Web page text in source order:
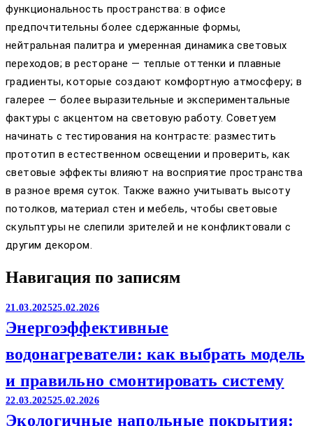
функциональность пространства: в офисе
предпочтительны более сдержанные формы,
нейтральная палитра и умеренная динамика световых
переходов; в ресторане — теплые оттенки и плавные
градиенты, которые создают комфортную атмосферу; в
галерее — более выразительные и экспериментальные
фактуры с акцентом на световую работу. Советуем
начинать с тестирования на контрасте: разместить
прототип в естественном освещении и проверить, как
световые эффекты влияют на восприятие пространства
в разное время суток. Также важно учитывать высоту
потолков, материал стен и мебель, чтобы световые
скульптуры не слепили зрителей и не конфликтовали с
другим декором.
Навигация по записям
21.03.202525.02.2026
Энергоэффективные
водонагреватели: как выбрать модель
и правильно смонтировать систему
22.03.202525.02.2026
Экологичные напольные покрытия: